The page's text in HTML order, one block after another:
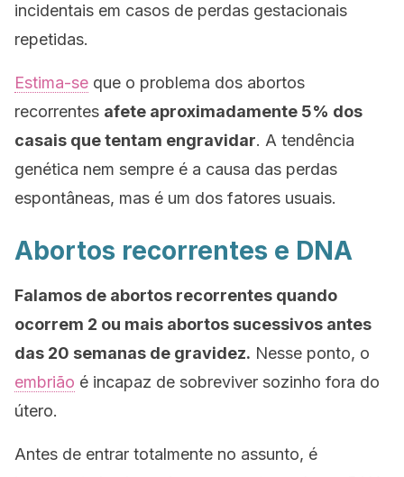
incidentais em casos de perdas gestacionais
repetidas.
Estima-se que o problema dos abortos
recorrentes afete aproximadamente 5% dos
casais que tentam engravidar. A tendência
genética nem sempre é a causa das perdas
espontâneas, mas é um dos fatores usuais.
Abortos recorrentes e DNA
Falamos de abortos recorrentes quando
ocorrem 2 ou mais abortos sucessivos antes
das 20 semanas de gravidez. Nesse ponto, o
embrião é incapaz de sobreviver sozinho fora do
útero.
Antes de entrar totalmente no assunto, é